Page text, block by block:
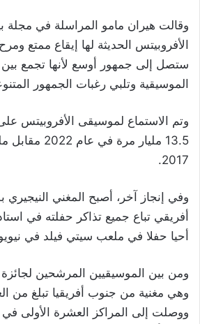
وقالت هيران مامو المراسلة في مجلة
الأفروبيتس الحديثة لها إيقاع ممتع
ستصل إلى جمهور أوسع لأنها تجمع
الموسيقية وتلبي رغبات الجمهور
وتم الاستماع لموسيقى الأفروبيتس
13.5 مليار مرة
2017.
وفي إنجاز آخر، أصبح المغني النيجيري
أفريقي تباع جميع تذاكر حفلته في
أحيا حفلا في ملعب سيتي فيلد في
ومن بين الموسيقيين المرشحين لجائزة
ووصلت إلى المراكز العشرة الأولى في